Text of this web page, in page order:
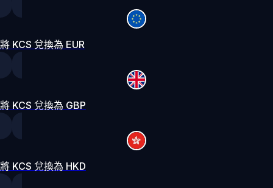
將 KCS 兌換為 EUR
將 KCS 兌換為 GBP
將 KCS 兌換為 HKD